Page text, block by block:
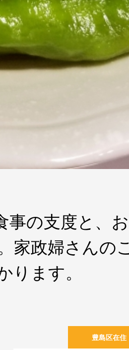
事の支度と、
家政婦さんの
ります。
豊島区在住